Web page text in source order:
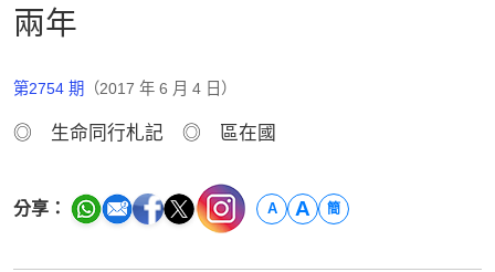
兩年
第2754 期 （2017 年 6 月 4 日）
◎ 生命同行札記 ◎ 區在國
分享： A A 簡